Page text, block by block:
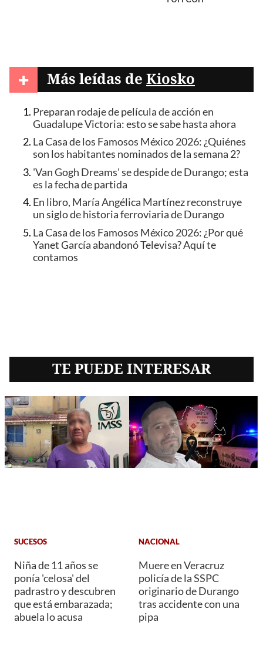
+ Más leídas de Kiosko
Preparan rodaje de película de acción en
Guadalupe Victoria: esto se sabe hasta ahora
La Casa de los Famosos México 2026: ¿Quiénes
son los habitantes nominados de la semana 2?
'Van Gogh Dreams' se despide de Durango; esta
es la fecha de partida
En libro, María Angélica Martínez reconstruye
un siglo de historia ferroviaria de Durango
La Casa de los Famosos México 2026: ¿Por qué
Yanet García abandonó Televisa? Aquí te
contamos
TE PUEDE INTERESAR
SUCESOS
Niña de 11 años se
ponía 'celosa' del
padrastro y descubren
que está embarazada;
abuela lo acusa
NACIONAL
Muere en Veracruz
policía de la SSPC
originario de Durango
tras accidente con una
pipa